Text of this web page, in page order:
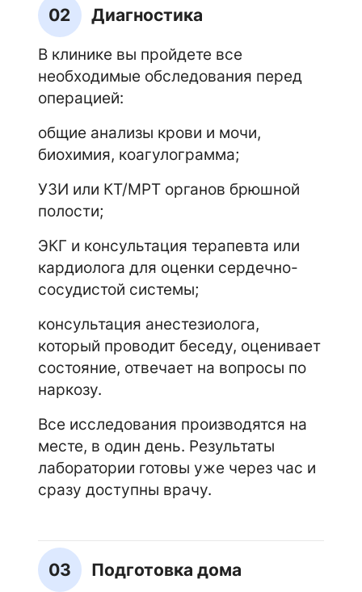
02 Диагностика
В клинике вы пройдете все
необходимые обследования перед
операцией:
общие анализы крови и мочи,
биохимия, коагулограмма;
УЗИ или КТ/МРТ органов брюшной
полости;
ЭКГ и консультация терапевта или
кардиолога для оценки сердечно-
сосудистой системы;
консультация анестезиолога,
который проводит беседу, оценивает
состояние, отвечает на вопросы по
наркозу.
Все исследования производятся на
месте, в один день. Результаты
лаборатории готовы уже через час и
сразу доступны врачу.
03 Подготовка дома